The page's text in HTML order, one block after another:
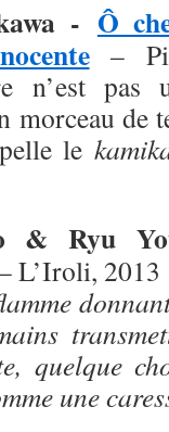
- Ô
–
n’est pas
morceau de
le
& Ryu
L’Iroli, 2013
quelque
une